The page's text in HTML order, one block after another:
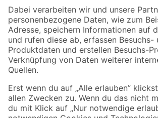
Zahlungsarten Versandarten
Sicher einkaufen
Jetzt die toom-App herunterladen